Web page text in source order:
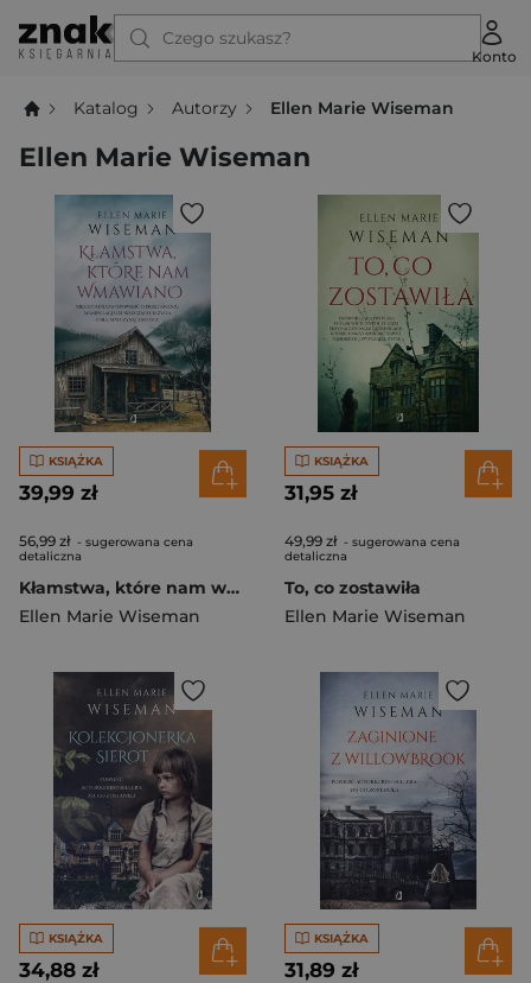
Czego szukasz?
Konto
Katalog Autorzy Ellen Marie Wiseman
Ellen Marie Wiseman
KSIĄŻKA
39,99 zł
56,99 zł - sugerowana cena
detaliczna
Kłamstwa, które nam wmawiano
Ellen Marie Wiseman
KSIĄŻKA
31,95 zł
49,99 zł - sugerowana cena
detaliczna
To, co zostawiła
Ellen Marie Wiseman
KSIĄŻKA
34,88 zł
KSIĄŻKA
31,89 zł